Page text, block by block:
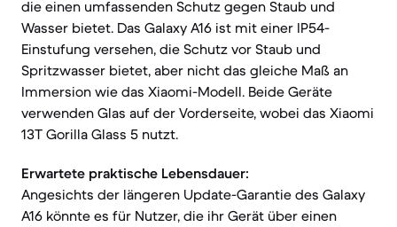
die einen umfassenden Schutz gegen Staub und
Wasser bietet. Das Galaxy A16 ist mit einer IP54-
Einstufung versehen, die Schutz vor Staub und
Spritzwasser bietet, aber nicht das gleiche Maß an
Immersion wie das Xiaomi-Modell. Beide Geräte
verwenden Glas auf der Vorderseite, wobei das Xiaomi
13T Gorilla Glass 5 nutzt.
Erwartete praktische Lebensdauer:
Angesichts der längeren Update-Garantie des Galaxy
A16 könnte es für Nutzer, die ihr Gerät über einen